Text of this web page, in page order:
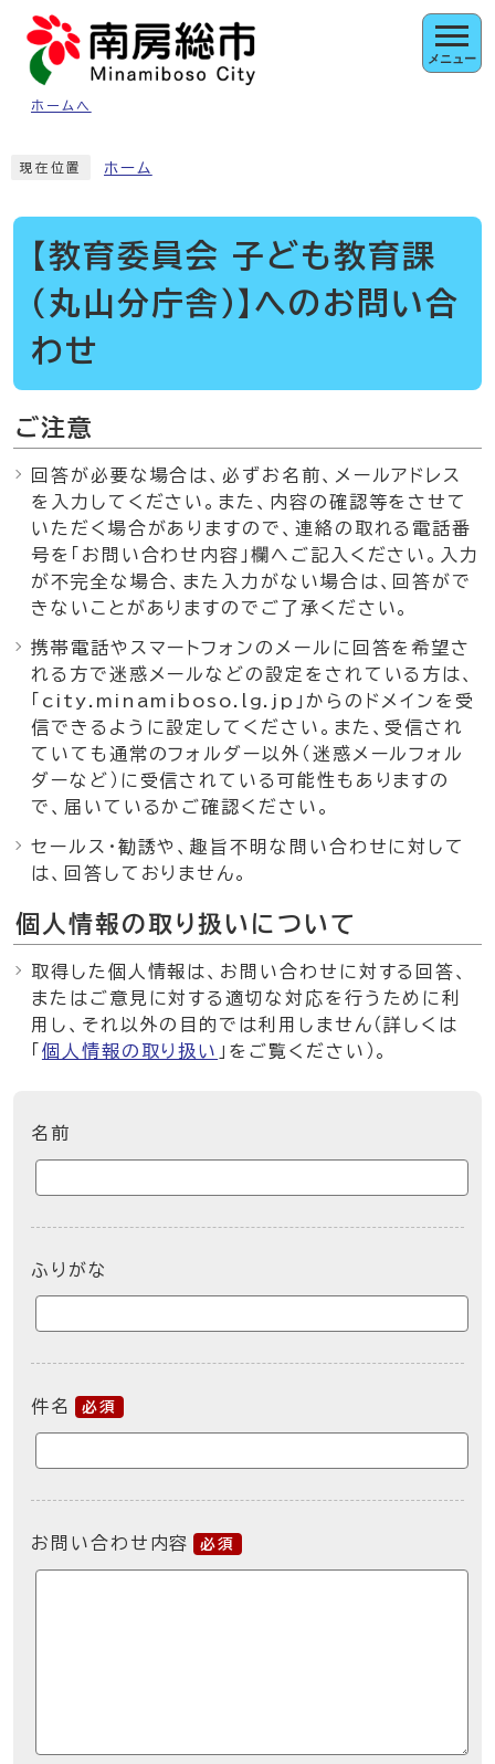
ページの先頭です
ホームへ
メニュー
現在位置 ホーム
【教育委員会 子ども教育課
（丸山分庁舎）】へのお問い合
わせ
ご注意
回答が必要な場合は、必ずお名前、メールアドレス
を入力してください。また、内容の確認等をさせて
いただく場合がありますので、連絡の取れる電話番
号を「お問い合わせ内容」欄へご記入ください。入力
が不完全な場合、また入力がない場合は、回答がで
きないことがありますのでご了承ください。
携帯電話やスマートフォンのメールに回答を希望さ
れる方で迷惑メールなどの設定をされている方は、
「city.minamiboso.lg.jp」からのドメインを受
信できるように設定してください。また、受信され
ていても通常のフォルダー以外（迷惑メールフォル
ダーなど）に受信されている可能性もありますの
で、届いているかご確認ください。
セールス・勧誘や、趣旨不明な問い合わせに対して
は、回答しておりません。
個人情報の取り扱いについて
取得した個人情報は、お問い合わせに対する回答、
またはご意見に対する適切な対応を行うために利
用し、それ以外の目的では利用しません（詳しくは
個人情報の取り扱い 」をご覧ください）。
名前
ふりがな
件名 必須
お問い合わせ内容 必須